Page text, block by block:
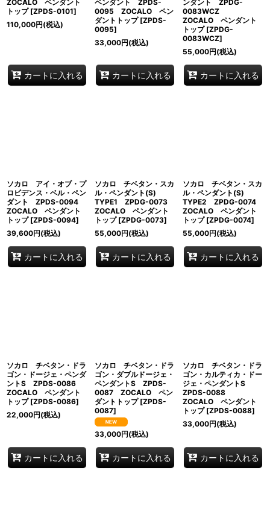
ZOCALO ペンダント
トップ [ZPDS-0101]
110,000円(税込)
カートに入れる
ペンダント ZPDS-
0095 ZOCALO ペン
ダントトップ [ZPDS-
0095]
33,000円(税込)
カートに入れる
ンダント ZPDG-
0083WCZ
ZOCALO ペンダント
トップ [ZPDG-
0083WCZ]
55,000円(税込)
カートに入れる
ソカロ アイ・オブ・プ
ロビデンス・ベル・ペン
ダント ZPDS-0094
ZOCALO ペンダント
トップ [ZPDS-0094]
39,600円(税込)
カートに入れる
ソカロ チベタン・スカ
ル・ペンダント(S)
TYPE1 ZPDG-0073
ZOCALO ペンダント
トップ [ZPDG-0073]
55,000円(税込)
カートに入れる
ソカロ チベタン・スカ
ル・ペンダント(S)
TYPE2 ZPDG-0074
ZOCALO ペンダント
トップ [ZPDG-0074]
55,000円(税込)
カートに入れる
ソカロ チベタン・ドラ
ゴン・ドージェ・ペンダ
ントS ZPDS-0086
ZOCALO ペンダント
トップ [ZPDS-0086]
22,000円(税込)
カートに入れる
ソカロ チベタン・ドラ
ゴン・ダブルドージェ・
ペンダントS ZPDS-
0087 ZOCALO ペン
ダントトップ [ZPDS-
0087]
33,000円(税込)
カートに入れる
ソカロ チベタン・ドラ
ゴン・カルティカ・ドー
ジェ・ペンダントS
ZPDS-0088
ZOCALO ペンダント
トップ [ZPDS-0088]
33,000円(税込)
カートに入れる